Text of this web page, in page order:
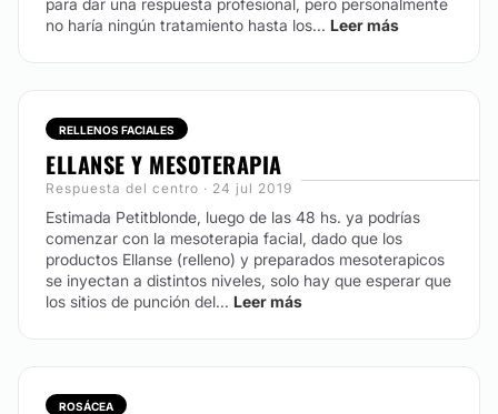
Láser CO2
Rejuvenecimiento facial
Medicina Ortomolecular
Rellenos faciales
CIRUGÍA ÍNTIMA
Rejuvenecimiento vaginal
para dar una respuesta profesional, pero personalmente
no haría ningún tratamiento hasta los... Leer más
RELLENOS FACIALES
ELLANSE Y MESOTERAPIA
Respuesta del centro · 24 jul 2019
Estimada Petitblonde, luego de las 48 hs. ya podrías
comenzar con la mesoterapia facial, dado que los
productos Ellanse (relleno) y preparados mesoterapicos
se inyectan a distintos niveles, solo hay que esperar que
los sitios de punción del... Leer más
ROSÁCEA